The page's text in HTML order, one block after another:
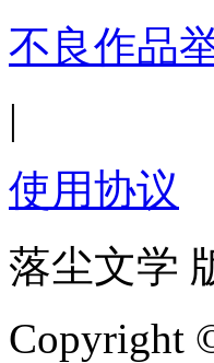
不良作品
|
使用协议
落尘文学
Copyright